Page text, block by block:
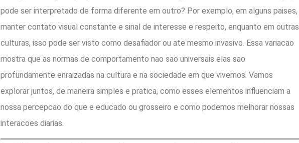
pode ser interpretado de forma diferente em outro? Por exemplo, em alguns paises,
manter contato visual constante e sinal de interesse e respeito, enquanto em outras
culturas, isso pode ser visto como desafiador ou ate mesmo invasivo. Essa variacao
mostra que as normas de comportamento nao sao universais elas sao
profundamente enraizadas na cultura e na sociedade em que vivemos. Vamos
explorar juntos, de maneira simples e pratica, como esses elementos influenciam a
nossa percepcao do que e educado ou grosseiro e como podemos melhorar nossas
interacoes diarias.